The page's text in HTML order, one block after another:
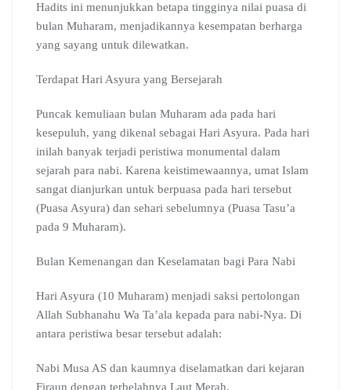
Hadits ini menunjukkan betapa tingginya nilai puasa di
bulan Muharam, menjadikannya kesempatan berharga
yang sayang untuk dilewatkan.
Terdapat Hari Asyura yang Bersejarah
Puncak kemuliaan bulan Muharam ada pada hari
kesepuluh, yang dikenal sebagai Hari Asyura. Pada hari
inilah banyak terjadi peristiwa monumental dalam
sejarah para nabi. Karena keistimewaannya, umat Islam
sangat dianjurkan untuk berpuasa pada hari tersebut
(Puasa Asyura) dan sehari sebelumnya (Puasa Tasu’a
pada 9 Muharam).
Bulan Kemenangan dan Keselamatan bagi Para Nabi
Hari Asyura (10 Muharam) menjadi saksi pertolongan
Allah Subhanahu Wa Ta’ala kepada para nabi-Nya. Di
antara peristiwa besar tersebut adalah:
Nabi Musa AS dan kaumnya diselamatkan dari kejaran
Firaun dengan terbelahnya Laut Merah.